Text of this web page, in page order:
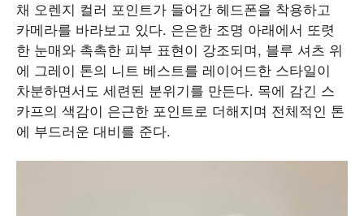
채 오렌지 컬러 포인트가 들어간 헤드폰을 착용하고
카메라를 바라보고 있다. 은은한 조명 아래에서 또렷
한 눈매와 촉촉한 피부 표현이 강조되며, 블루 셔츠 위
에 그레이 톤의 니트 베스트를 레이어드한 스타일이
차분하면서도 세련된 분위기를 만든다. 목에 감긴 스
카프의 색감이 은근한 포인트로 더해지며 전체적인 톤
에 부드러운 대비를 준다.